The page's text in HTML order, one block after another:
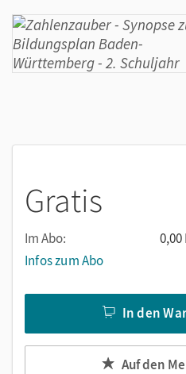
Gratis
Im Abo:
0,00
Infos zum Abo
In den
Auf den